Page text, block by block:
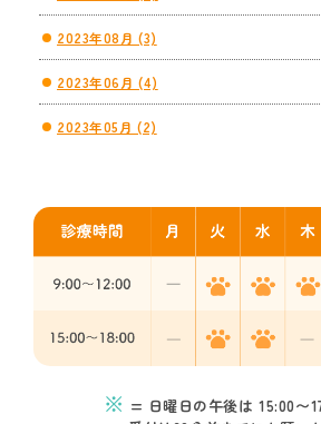
2023年08月 (3)
2023年06月 (4)
2023年05月 (2)
※ = 日曜日の午後は 15:00〜